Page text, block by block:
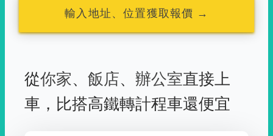
輸入地址、位置獲取報價 →
從你家、 飯店、 辦公室直接上
車， 比搭高鐵轉計程車還便宜